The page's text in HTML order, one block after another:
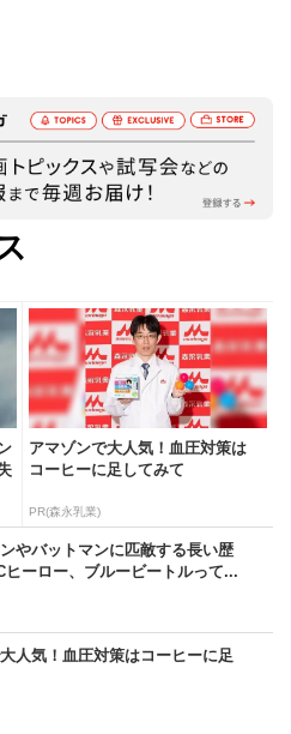
アマゾンで大人気！血圧対策は
コーヒーに足してみて
PR(森永乳業)
やバットマンに匹敵する長い歴
ヒーロー、ブルービートルって...
人気！血圧対策はコーヒーに足